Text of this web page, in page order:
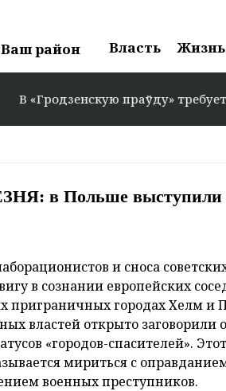
Ваш район Власть Жизнь
праўду» требуется менеджер
в Польше выступили
и сноса
в сознании европейских
приграничных городах Хелм
властей открыто
«городов-спасителей».
мириться с
военных преступников.